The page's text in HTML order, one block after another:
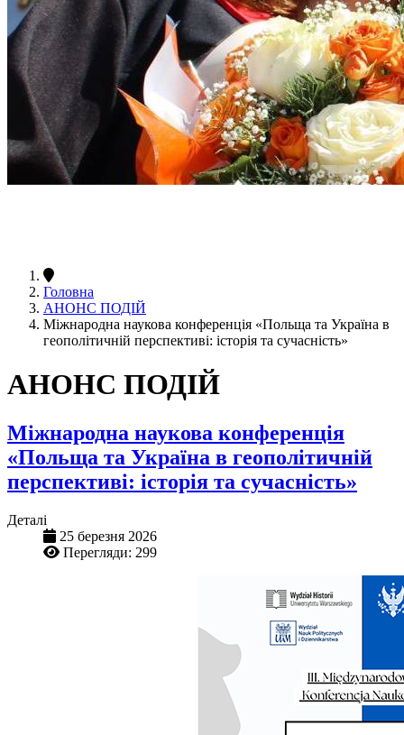
Головна
АНОНС ПОДІЙ
Міжнародна наукова конференція «Польща та Україна в
геополітичній перспективі: історія та сучасність»
АНОНС ПОДІЙ
Міжнародна наукова конференція
«Польща та Україна в геополітичній
перспективі: історія та сучасність»
Деталі
25 березня 2026
Перегляди: 299